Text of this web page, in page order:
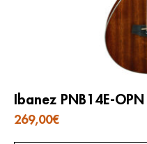
Ibanez PNB14E-
269,00€